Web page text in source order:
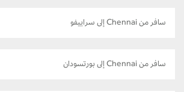
سافر من Chennai إلى سراييفو
سافر من Chennai إلى بورتسودان